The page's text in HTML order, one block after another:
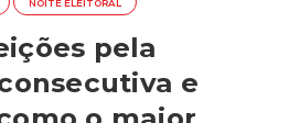
NOITE ELEITORAL
pela
e